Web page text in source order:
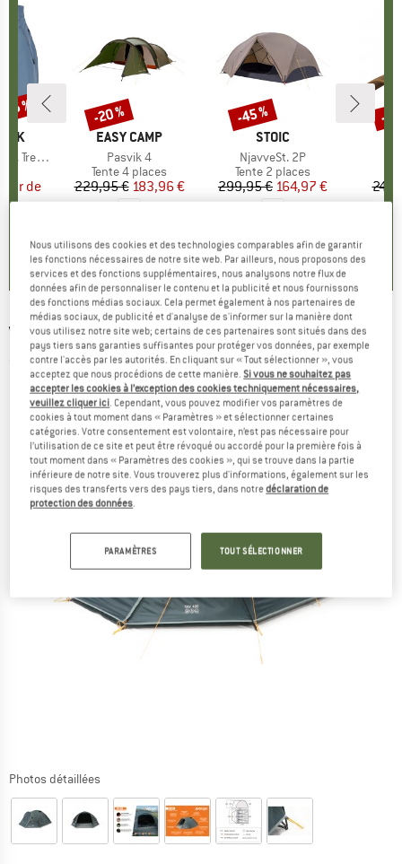
Shorts
réduit
de
%
MARQUE
EASY CAMP
Article
Pasvik 4
Product group
Tente 4 places
Prix
229,95 €Prix réduit
183,96 €
Remise
-20 %
MARQUE
STOIC
Article
NjavveSt. 2P
Product group
Tente 2 places
Prix
299,95 €Prix réduit
164,97 €
Remise
-45 % -
VANGO - Tay 400 - Tente 4 places
(0)
Photos détaillées
Nous utilisons des cookies et des technologies comparables afin de garantir
les fonctions nécessaires de notre site web. Par ailleurs, nous proposons des
services et des fonctions supplémentaires, nous analysons notre flux de
données afin de personnaliser le contenu et la publicité et nous fournissons
des fonctions médias sociaux. Cela permet également à nos partenaires de
médias sociaux, de publicité et d'analyse de s'informer sur la manière dont
vous utilisez notre site web; certains de ces partenaires sont situés dans des
pays tiers sans garanties suffisantes pour protéger vos données, par exemple
contre l'accès par les autorités. En cliquant sur « Tout sélectionner », vous
acceptez que nous procédions de cette manière.Si vous ne souhaitez pas
accepter les cookies à l’exception des cookies techniquement nécessaires,
veuillez cliquer ici. Cependant, vous pouvez modifier vos paramètres de
cookies à tout moment dans « Paramètres » et sélectionner certaines
catégories. Votre consentement est volontaire, n’est pas nécessaire pour
l’utilisation de ce site et peut être révoqué ou accordé pour la première fois à
tout moment dans « Paramètres des cookies », qui se trouve dans la partie
inférieure de notre site. Vous trouverez plus d'informations, également sur les
risques des transferts vers des pays tiers, dans notredéclaration de
protection des données.
PARAMÈTRES TOUT SÉLECTIONNER